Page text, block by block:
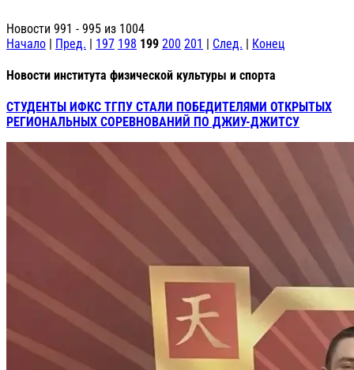
Новости 991 - 995 из 1004
Начало | Пред. | 197 198 199 200 201 | След. | Конец
Новости института физической культуры и спорта
СТУДЕНТЫ ИФКС ТГПУ СТАЛИ ПОБЕДИТЕЛЯМИ ОТКРЫТЫХ
РЕГИОНАЛЬНЫХ СОРЕВНОВАНИЙ ПО ДЖИУ-ДЖИТСУ